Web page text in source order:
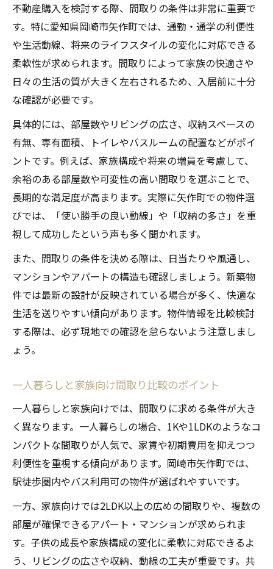
不動産購入を検討する際、間取りの条件は非常に重要で
す。特に愛知県岡崎市矢作町では、通勤・通学の利便性
や生活動線、将来のライフスタイルの変化に対応できる
柔軟性が求められます。間取りによって家族の快適さや
日々の生活の質が大きく左右されるため、入居前に十分
な確認が必要です。
具体的には、部屋数やリビングの広さ、収納スペースの
有無、専有面積、トイレやバスルームの配置などがポイ
ントです。例えば、家族構成や将来の増員を考慮して、
余裕のある部屋数や可変性の高い間取りを選ぶことで、
長期的な満足度が高まります。実際に矢作町での物件選
びでは、「使い勝手の良い動線」や「収納の多さ」を重
視して成功したという声も多く聞かれます。
また、間取りの条件を決める際は、日当たりや風通し、
マンションやアパートの構造も確認しましょう。新築物
件では最新の設計が反映されている場合が多く、快適な
生活を送りやすい傾向があります。物件情報を比較検討
する際は、必ず現地での確認を怠らないよう注意しまし
ょう。
一人暮らしと家族向け間取り比較のポイント
一人暮らしと家族向けでは、間取りに求める条件が大き
く異なります。一人暮らしの場合、1Kや1LDKのようなコ
ンパクトな間取りが人気で、家賃や初期費用を抑えつつ
利便性を重視する傾向があります。岡崎市矢作町では、
駅徒歩圏内やバス利用可の物件が選ばれやすいです。
一方、家族向けでは2LDK以上の広めの間取りや、複数の
部屋が確保できるアパート・マンションが求められま
す。子供の成長や家族構成の変化に柔軟に対応できるよ
う、リビングの広さや収納、動線の工夫が重要です。共